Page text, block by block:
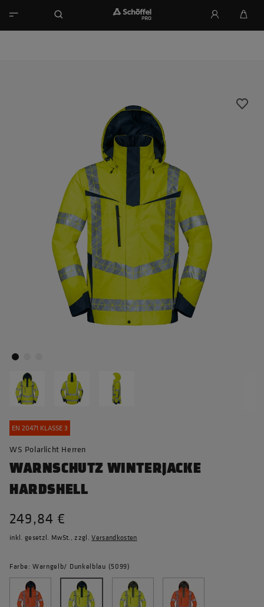
EN 20471 KLASSE 3
WS Polarlicht Herren
WARNSCHUTZ WINTERJACKE
HARDSHELL
249,84 €
inkl. gesetzl. MwSt., zzgl.Versandkosten
Farbe: Warngelb/ Dunkelblau (5099)